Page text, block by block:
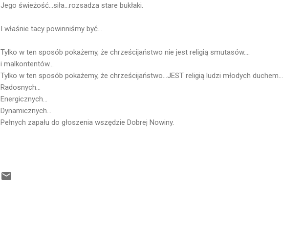
Jego świeżość...siła...rozsadza stare bukłaki.
I właśnie tacy powinniśmy być...
Tylko w ten sposób pokażemy, że chrześcijaństwo nie jest religią smutasów....
i malkontentów...
Tylko w ten sposób pokażemy, że chrześcijaństwo...JEST religią ludzi młodych duchem...
Radosnych...
Energicznych...
Dynamicznych...
Pełnych zapału do głoszenia wszędzie Dobrej Nowiny.